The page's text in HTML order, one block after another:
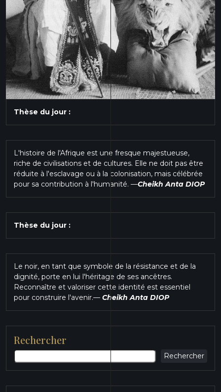
Thèse du jour :
L'histoire de l'Afrique est une fresque majestueuse,
riche de civilisations et de cultures. Elle ne doit pas être
réduite à l'esclavage ou à la colonisation, mais célébrée
pour sa contribution à l'humanité. —Cheikh Anta DIOP
Thèse du jour :
Le noir, en tant que symbole de la résistance et de la
dignité, porte en lui l'héritage de ses ancêtres.
Reconnaître et valoriser cette identité est essentiel
pour construire l'avenir.— Cheikh Anta DIOP
Rechercher
Rechercher